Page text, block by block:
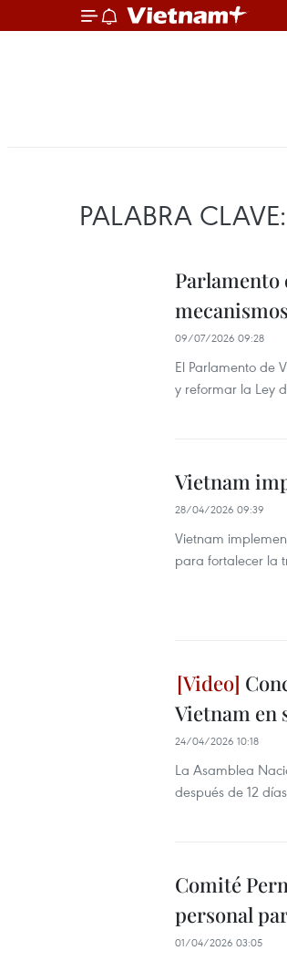
PALABRA CLAVE:
Parlamento
09/07/2026 09:28
El Parlamento de
y reformar la Ley
Vietnam
28/04/2026 09:39
Vietnam
para fortalecer la
Vietnam en
24/04/2026 10:18
La Asamblea
después de 12
Comité
personal
01/04/2026 03:05